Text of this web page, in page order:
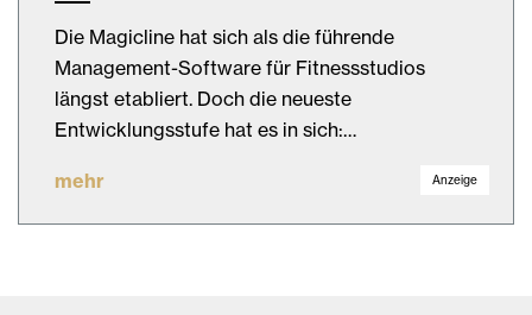
Die Magicline hat sich als die führende
Management-Software für Fitnessstudios
längst etabliert. Doch die neueste
Entwicklungsstufe hat es in sich:…
mehr Anzeige